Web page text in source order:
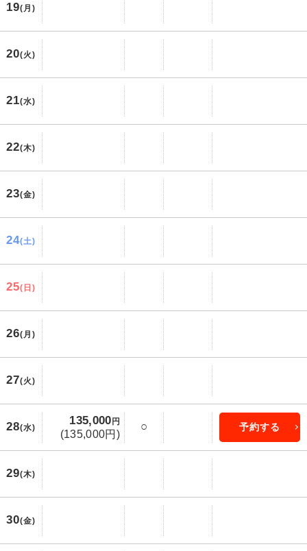
19(月)
20(火)
21(水)
22(木)
23(金)
24(土)
25(日)
26(月)
27(火)
28(水)
135,000円
(135,000円)
○ 予約する
29(木)
30(金)